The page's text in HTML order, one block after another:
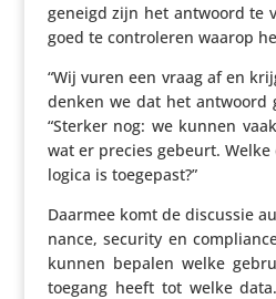
geneigd zijn het antwoord te
goed te contro­leren waarop
“Wij vuren een vraag af en
denken we dat het antwoord
“Sterker nog: we kunnen
wat er precies gebeurt.
logica is toegepast?”
Daarmee komt de discussie
nance, security en
kunnen bepalen welke
toegang heeft tot welke